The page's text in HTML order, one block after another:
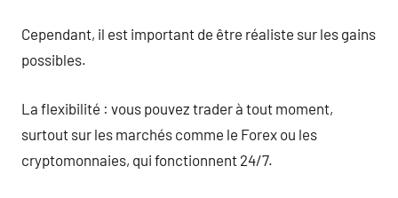
Cependant, il est important de être réaliste sur les gains
possibles.
La flexibilité : vous pouvez trader à tout moment,
surtout sur les marchés comme le Forex ou les
cryptomonnaies, qui fonctionnent 24/7.